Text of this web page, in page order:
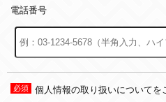
電話番号
個人情報の取り扱いについてを